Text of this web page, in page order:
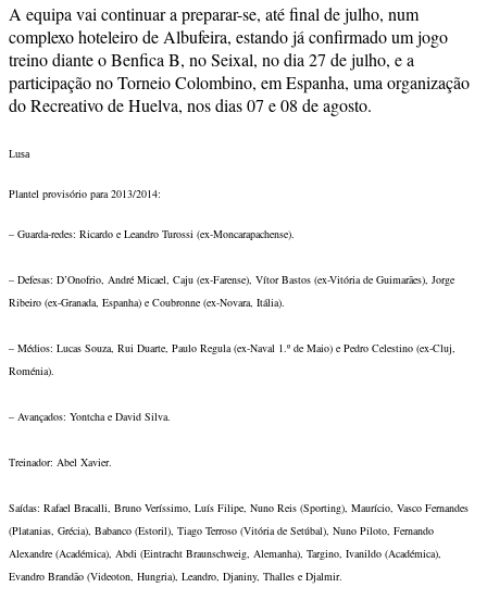
A equipa vai continuar a preparar-se, até final de julho, num
complexo hoteleiro de Albufeira, estando já confirmado um jogo
treino diante o Benfica B, no Seixal, no dia 27 de julho, e a
participação no Torneio Colombino, em Espanha, uma organização
do Recreativo de Huelva, nos dias 07 e 08 de agosto.
Lusa
Plantel provisório para 2013/2014:
– Guarda-redes: Ricardo e Leandro Turossi (ex-Moncarapachense).
– Defesas: D’Onofrio, André Micael, Caju (ex-Farense), Vítor Bastos (ex-Vitória de Guimarães), Jorge
Ribeiro (ex-Granada, Espanha) e Coubronne (ex-Novara, Itália).
– Médios: Lucas Souza, Rui Duarte, Paulo Regula (ex-Naval 1.º de Maio) e Pedro Celestino (ex-Cluj,
Roménia).
– Avançados: Yontcha e David Silva.
Treinador: Abel Xavier.
Saídas: Rafael Bracalli, Bruno Veríssimo, Luís Filipe, Nuno Reis (Sporting), Maurício, Vasco Fernandes
(Platanias, Grécia), Babanco (Estoril), Tiago Terroso (Vitória de Setúbal), Nuno Piloto, Fernando
Alexandre (Académica), Abdi (Eintracht Braunschweig, Alemanha), Targino, Ivanildo (Académica),
Evandro Brandão (Videoton, Hungria), Leandro, Djaniny, Thalles e Djalmir.